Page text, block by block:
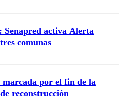
activa Alerta
comunas
marcada por el fin de la
reconstrucción